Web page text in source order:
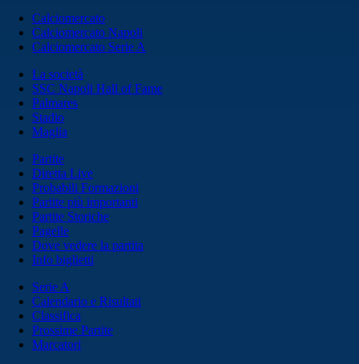
Calciomercato
Calciomercato Napoli
Calciomercato Serie A
La società
SSC Napoli Hall of Fame
Palmares
Stadio
Maglia
Partite
Diretta Live
Probabili Formazioni
Partite più importanti
Partite Storiche
Pagelle
Dove vedere la partita
Info biglietti
Serie A
Calendario e Risultati
Classifica
Prossime Partite
Marcatori